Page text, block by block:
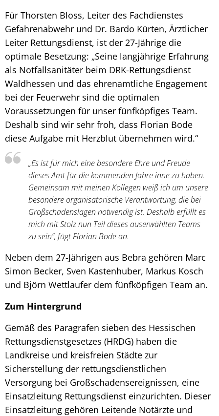
Für Thorsten Bloss, Leiter des Fachdienstes
Gefahrenabwehr und Dr. Bardo Kürten, Ärztlicher
Leiter Rettungsdienst, ist der 27-Jährige die
optimale Besetzung: „Seine langjährige Erfahrung
als Notfallsanitäter beim DRK-Rettungsdienst
Waldhessen und das ehrenamtliche Engagement
bei der Feuerwehr sind die optimalen
Voraussetzungen für unser fünfköpfiges Team.
Deshalb sind wir sehr froh, dass Florian Bode
diese Aufgabe mit Herzblut übernehmen wird.“
„Es ist für mich eine besondere Ehre und Freude
dieses Amt für die kommenden Jahre inne zu haben.
Gemeinsam mit meinen Kollegen weiß ich um unsere
besondere organisatorische Verantwortung, die bei
Großschadenslagen notwendig ist. Deshalb erfüllt es
mich mit Stolz nun Teil dieses auserwählten Teams
zu sein“, fügt Florian Bode an.
Neben dem 27-Jährigen aus Bebra gehören Marc
Simon Becker, Sven Kastenhuber, Markus Kosch
und Björn Wettlaufer dem fünfköpfigen Team an.
Zum Hintergrund
Gemäß des Paragrafen sieben des Hessischen
Rettungsdienstgesetzes (HRDG) haben die
Landkreise und kreisfreien Städte zur
Sicherstellung der rettungsdienstlichen
Versorgung bei Großschadensereignissen, eine
Einsatzleitung Rettungsdienst einzurichten. Dieser
Einsatzleitung gehören Leitende Notärzte und